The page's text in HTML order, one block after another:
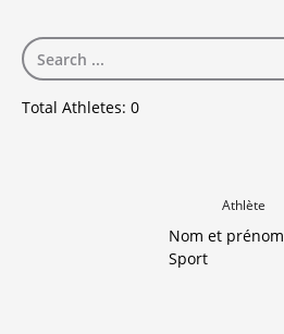
Total Athletes: 0
Athlète
Nom et prénom
Sport